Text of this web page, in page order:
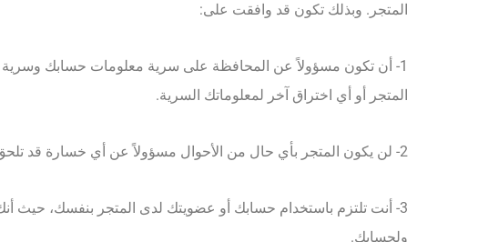
المتجر. وبذلك تكون قد وافقت على:
1- أن تكون مسؤولاً عن المحافظة على سرية معلومات حسابك وسرية
المتجر أو أي اختراق آخر لمعلوماتك السرية.
2- لن يكون المتجر بأي حال من الأحوال مسؤولاً عن أي خسارة قد تلحق بك بشكل مباشر أو غير مباشر معنويا أو ماديا نتيجة كشف معلومات اسم المستهلك أو كلمة الدخول.
3- أنت تلتزم باستخدام حسابك أو عضويتك لدى المتجر بنفسك، حيث
ولحسابك.